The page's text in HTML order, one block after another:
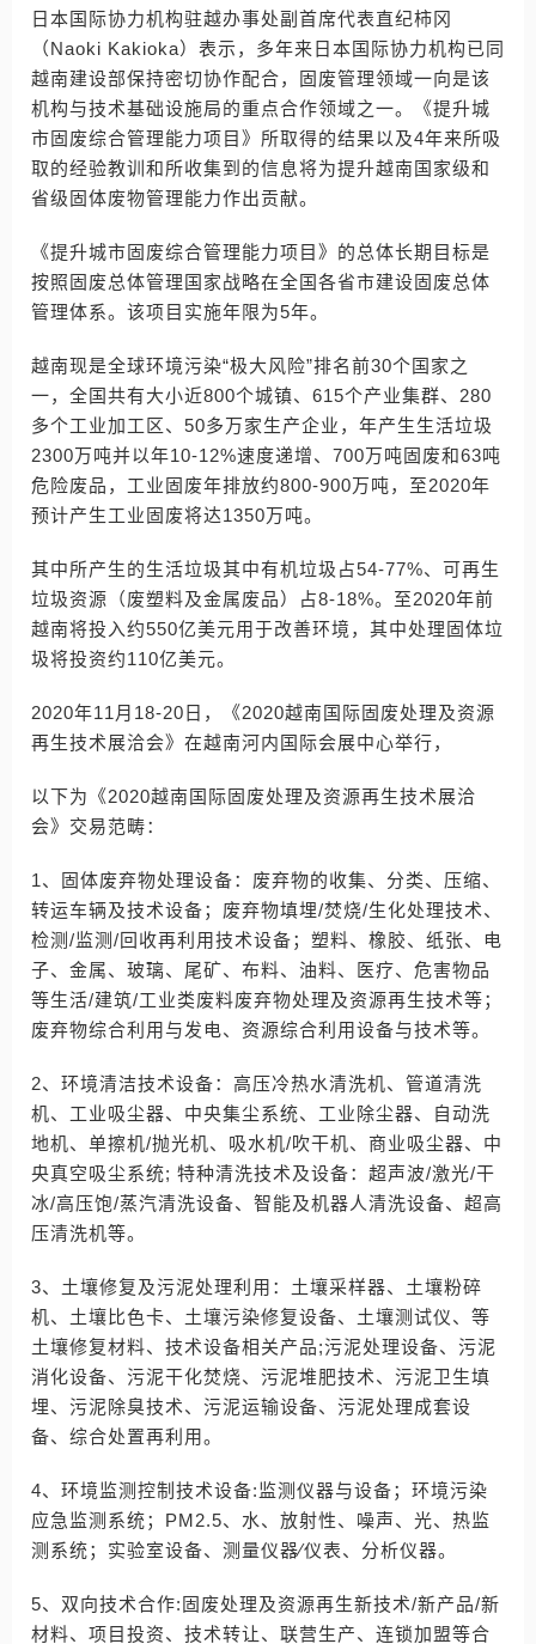
日本国际协力机构驻越办事处副首席代表直纪柿冈
（Naoki Kakioka）表示，多年来日本国际协力机构已同
越南建设部保持密切协作配合，固废管理领域一向是该
机构与技术基础设施局的重点合作领域之一。《提升城
市固废综合管理能力项目》所取得的结果以及4年来所吸
取的经验教训和所收集到的信息将为提升越南国家级和
省级固体废物管理能力作出贡献。
《提升城市固废综合管理能力项目》的总体长期目标是
按照固废总体管理国家战略在全国各省市建设固废总体
管理体系。该项目实施年限为5年。
越南现是全球环境污染“极大风险”排名前30个国家之
一，全国共有大小近800个城镇、615个产业集群、280
多个工业加工区、50多万家生产企业，年产生生活垃圾
2300万吨并以年10-12%速度递增、700万吨固废和63吨
危险废品，工业固废年排放约800-900万吨，至2020年
预计产生工业固废将达1350万吨。
其中所产生的生活垃圾其中有机垃圾占54-77%、可再生
垃圾资源（废塑料及金属废品）占8-18%。至2020年前
越南将投入约550亿美元用于改善环境，其中处理固体垃
圾将投资约110亿美元。
2020年11月18-20日，《2020越南国际固废处理及资源
再生技术展洽会》在越南河内国际会展中心举行，
以下为《2020越南国际固废处理及资源再生技术展洽
会》交易范畴：
1、固体废弃物处理设备：废弃物的收集、分类、压缩、
转运车辆及技术设备；废弃物填埋/焚烧/生化处理技术、
检测/监测/回收再利用技术设备；塑料、橡胶、纸张、电
子、金属、玻璃、尾矿、布料、油料、医疗、危害物品
等生活/建筑/工业类废料废弃物处理及资源再生技术等；
废弃物综合利用与发电、资源综合利用设备与技术等。
2、环境清洁技术设备：高压冷热水清洗机、管道清洗
机、工业吸尘器、中央集尘系统、工业除尘器、自动洗
地机、单擦机/抛光机、吸水机/吹干机、商业吸尘器、中
央真空吸尘系统; 特种清洗技术及设备：超声波/激光/干
冰/高压饱/蒸汽清洗设备、智能及机器人清洗设备、超高
压清洗机等。
3、土壤修复及污泥处理利用：土壤采样器、土壤粉碎
机、土壤比色卡、土壤污染修复设备、土壤测试仪、等
土壤修复材料、技术设备相关产品;污泥处理设备、污泥
消化设备、污泥干化焚烧、污泥堆肥技术、污泥卫生填
埋、污泥除臭技术、污泥运输设备、污泥处理成套设
备、综合处置再利用。
4、环境监测控制技术设备:监测仪器与设备；环境污染
应急监测系统；PM2.5、水、放射性、噪声、光、热监
测系统；实验室设备、测量仪器∕仪表、分析仪器。
5、双向技术合作:固废处理及资源再生新技术/新产品/新
材料、项目投资、技术转让、联营生产、连锁加盟等合